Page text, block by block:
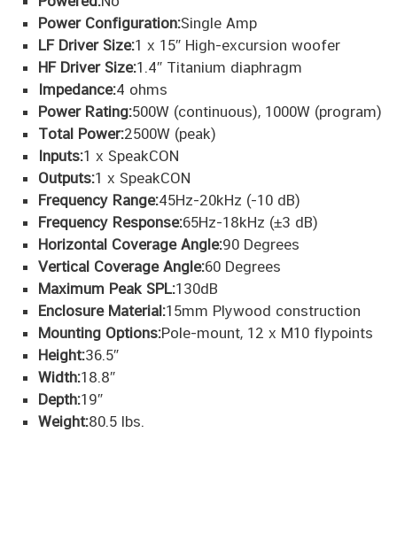
Power Configuration:Single Amp
LF Driver Size:1 x 15″ High-excursion woofer
HF Driver Size:1.4″ Titanium diaphragm
Impedance:4 ohms
Power Rating:500W (continuous), 1000W (program)
Total Power:2500W (peak)
Inputs:1 x SpeakCON
Outputs:1 x SpeakCON
Frequency Range:45Hz-20kHz (-10 dB)
Frequency Response:65Hz-18kHz (±3 dB)
Horizontal Coverage Angle:90 Degrees
Vertical Coverage Angle:60 Degrees
Maximum Peak SPL:130dB
Enclosure Material:15mm Plywood construction
Mounting Options:Pole-mount, 12 x M10 flypoints
Height:36.5″
Width:18.8″
Depth:19″
Weight:80.5 lbs.